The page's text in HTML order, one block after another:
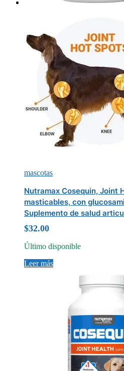
mascotas
Nutramax Cosequin, Joint
masticables, con
Suplemento de salud
$32.00
Último disponible
Leer más